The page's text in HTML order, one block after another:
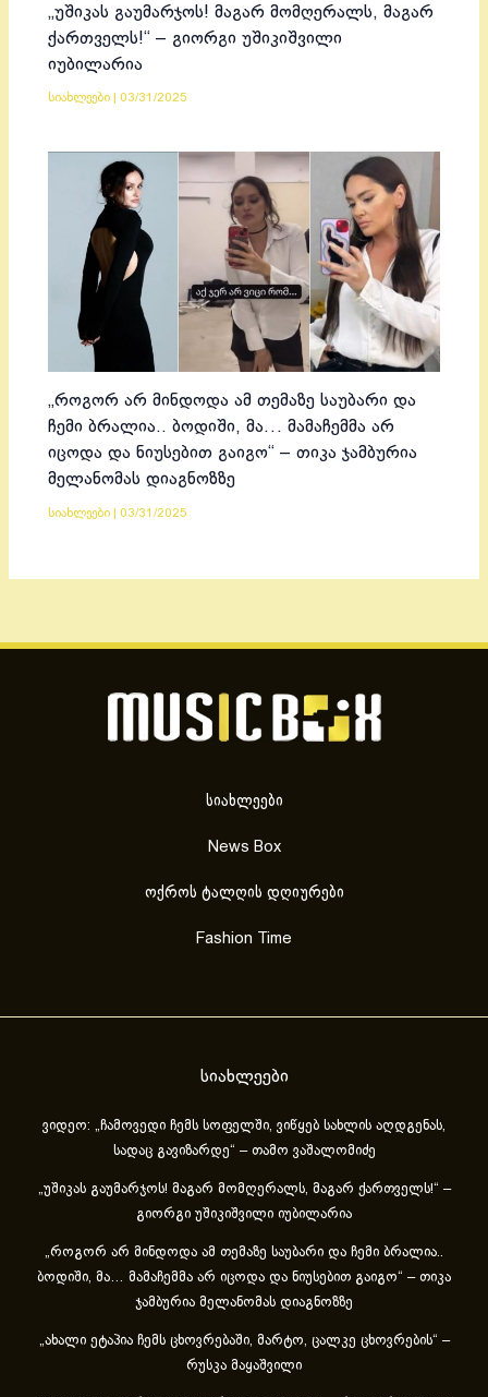
„უშიკას გაუმარჯოს! მაგარ მომღერალს, მაგარ
ქართველს!“ – გიორგი უშიკიშვილი
იუბილარია
სიახლეები 03/31/2025
„როგორ არ მინდოდა ამ თემაზე საუბარი და
ჩემი ბრალია.. ბოდიში, მა… მამაჩემმა არ
იცოდა და ნიუსებით გაიგო“ – თიკა ჯამბურია
მელანომას დიაგნოზზე
სიახლეები 03/31/2025
სიახლეები
News Box
ოქროს ტალღის დღიურები
Fashion Time
სიახლეები
ვიდეო: „ჩამოვედი ჩემს სოფელში, ვიწყებ სახლის აღდგენას,
სადაც გავიზარდე“ – თამო ვაშალომიძე
„უშიკას გაუმარჯოს! მაგარ მომღერალს, მაგარ ქართველს!“ –
გიორგი უშიკიშვილი იუბილარია
„როგორ არ მინდოდა ამ თემაზე საუბარი და ჩემი ბრალია..
ბოდიში, მა… მამაჩემმა არ იცოდა და ნიუსებით გაიგო“ – თიკა
ჯამბურია მელანომას დიაგნოზზე
„ახა­ლი ეტა­პია ჩემს ცხოვ­რე­ბა­ში, მარ­ტო, ცალ­კე ცხოვ­რე­ბის“ –
რუსკა მაყაშვილი